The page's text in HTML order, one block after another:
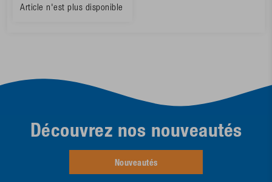
Article n'est plus disponible
Découvrez nos nouveautés
Nouveautés